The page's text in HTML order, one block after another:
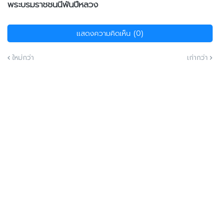
พระบรมราชชนนีพันปีหลวง
แสดงความคิดเห็น (0)
ใหม่กว่า เก่ากว่า